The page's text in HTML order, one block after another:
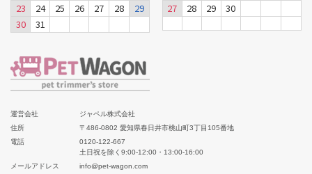
23
24 25 26 27 28
29
30
31
27
28 29 30
運営会社
ジャペル株式会社
住所
〒486-0802 愛知県春日井市桃山町3丁目105番地
電話
0120-122-667
土日祝を除く9:00-12:00・13:00-16:00
メールアドレス
info@pet-wagon.com